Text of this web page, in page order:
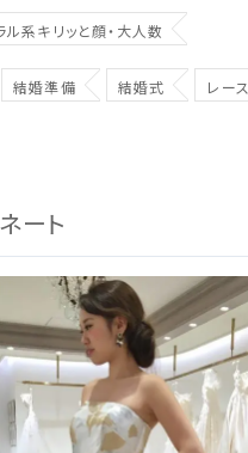
ル系キリッと顔・大人数
結婚準備 結婚式 レース
ート